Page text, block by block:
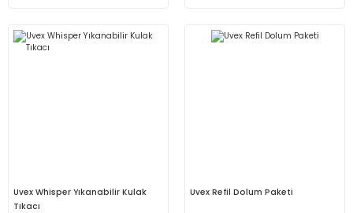
Uvex Whisper Yıkanabilir Kulak
Tıkacı
Uvex Refil Dolum Paketi